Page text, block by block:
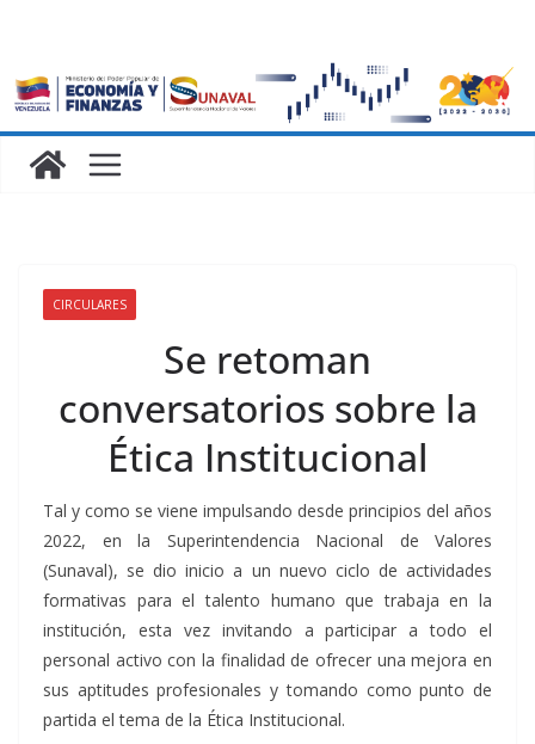
CIRCULARES
Se retoman
conversatorios sobre la
Ética Institucional
Tal y como se viene impulsando desde principios del años
2022, en la Superintendencia Nacional de Valores
(Sunaval), se dio inicio a un nuevo ciclo de actividades
formativas para el talento humano que trabaja en la
institución, esta vez invitando a participar a todo el
personal activo con la finalidad de ofrecer una mejora en
sus aptitudes profesionales y tomando como punto de
partida el tema de la Ética Institucional.